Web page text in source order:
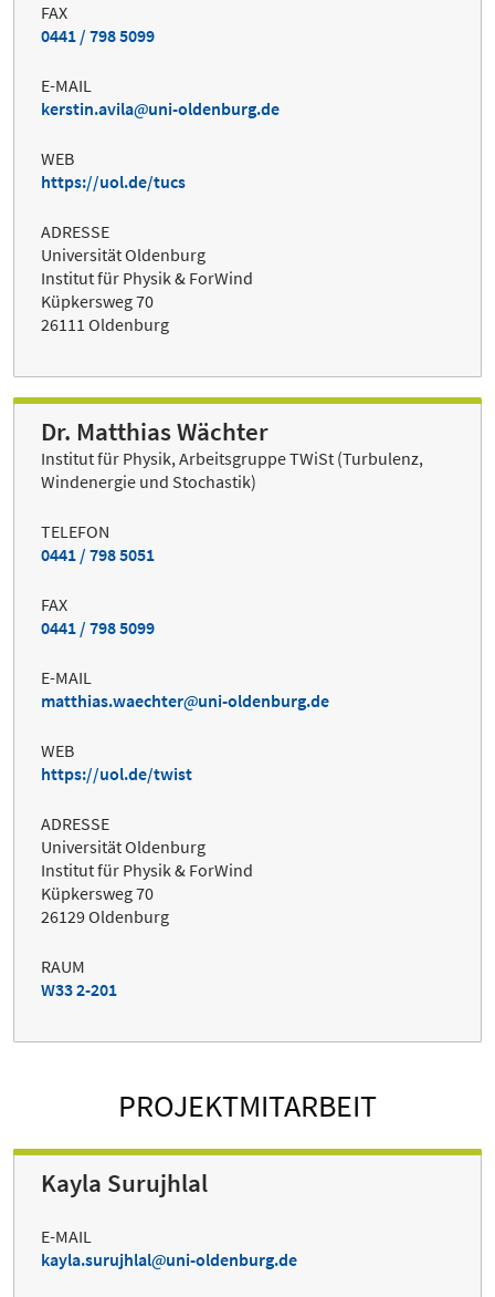
FAX
0441 / 798 5099
E-MAIL
kerstin.avila
uni-oldenburg.de
WEB
https://uol.de/tucs
ADRESSE
Universität Oldenburg
Institut für Physik & ForWind
Küpkersweg 70
26111 Oldenburg
Dr. Matthias Wächter
Institut für Physik, Arbeitsgruppe TWiSt (Turbulenz,
Windenergie und Stochastik)
TELEFON
0441 / 798 5051
FAX
0441 / 798 5099
E-MAIL
matthias.waechter
uni-oldenburg.de
WEB
https://uol.de/twist
ADRESSE
Universität Oldenburg
Institut für Physik & ForWind
Küpkersweg 70
26129 Oldenburg
RAUM
W33 2-201
PROJEKTMITARBEIT
Kayla Surujhlal
E-MAIL
kayla.surujhlal
uni-oldenburg.de